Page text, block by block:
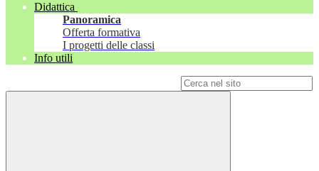
Didattica
Panoramica
Offerta formativa
I progetti delle classi
Info utili